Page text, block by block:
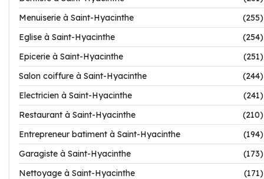
Menuiserie à Saint-Hyacinthe
(255)
Eglise à Saint-Hyacinthe
(254)
Epicerie à Saint-Hyacinthe
(251)
Salon coiffure à Saint-Hyacinthe
(244)
Electricien à Saint-Hyacinthe
(241)
Restaurant à Saint-Hyacinthe
(210)
Entrepreneur batiment à Saint-Hyacinthe
(194)
Garagiste à Saint-Hyacinthe
(173)
Nettoyage à Saint-Hyacinthe
(171)